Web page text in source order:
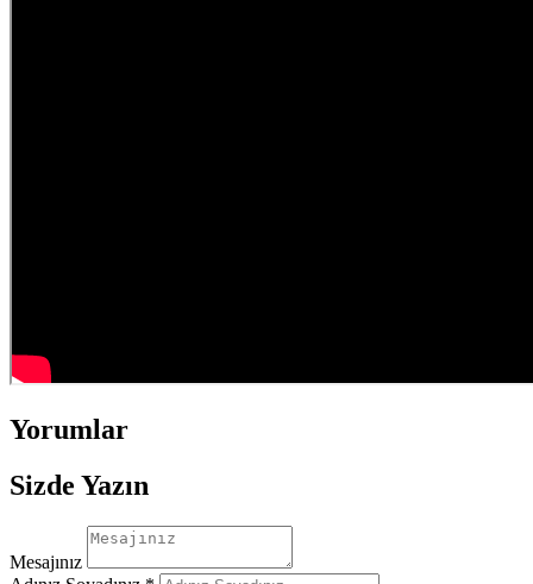
Yorumlar
Sizde Yazın
Mesajınız